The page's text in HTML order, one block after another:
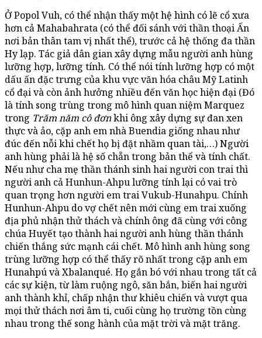
Ở Popol Vuh, có thể nhận thấy một hệ hình có lẽ cổ xưa
hơn cả Mahabahrata (có thể đối sánh với thần thoại Ấn
nơi bản thân tam vị nhất thể), trước cả hệ thống đa thần
Hy lạp. Tác giả dân gian xây dựng mẫu người anh hùng
lưỡng hợp, lưỡng tính. Có thể nói tính lưỡng hợp có một
dấu ấn đặc trưng của khu vực văn hóa châu Mỹ Latinh
cổ đại và còn ảnh hưởng nhiều đến văn học hiện đại (Đó
là tính song trùng trong mô hình quan niệm Marquez
trong Trăm năm cô đơnkhi ông xây dựng sự đan xen
thực và ảo, cặp anh em nhà Buendia giống nhau như
đúc đến nỗi khi chết họ bị đặt nhầm quan tài,…) Người
anh hùng phải là hệ số chẵn trong bản thể và tính chất.
Nếu như cha mẹ thần thánh sinh hai người con trai thì
người anh cả Hunhun-Ahpu lưỡng tính lại có vai trò
quan trọng hơn người em trai Vukub-Hunahpu. Chính
Hunhun-Ahpu do vợ chết nên mới cùng em trai xuống
địa phủ nhận thử thách và chính ông đã cùng với công
chúa Huyết tạo thành hai người anh hùng thần thánh
chiến thắng sức mạnh cái chết. Mô hình anh hùng song
trùng lưỡng hợp có thể thấy rõ nhất trong cặp anh em
Hunahpú và Xbalanqué. Họ gắn bó với nhau trong tất cả
các sự kiện, từ làm ruộng ngô, săn bắn, biến hai người
anh thành khỉ, chấp nhận thư khiêu chiến và vượt qua
mọi thử thách nơi âm ti, cuối cùng họ trường tồn cùng
nhau trong thế song hành của mặt trời và mặt trăng.